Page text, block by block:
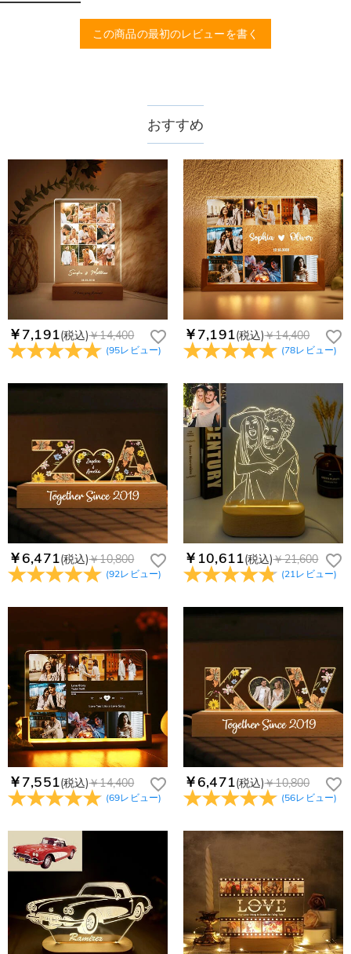
この商品の最初のレビューを書く
商品のベスト効果のために、お写真を選ぶ際に可能な限り最高
配送＆返品について
無料となります。（一部離島や遠方へご発送の場合、中継料が
納期=製作作業時間+配送時間 受注製作品のため、ご入金を確
認してから制作となります。大量生産品ではなく、一つ一つ手
でお作りしており、予定作業時間は商品ページに記載しており
ます。そしてご購入の際にお選び頂いた「配送方法」の選択に
よって、お届け日数が異なります。詳細は配送についてまでご
確認ください。.
商品に納品書などの明細書は同梱されますか？
ません。領収書発行をご希望の場合は、ご注文明細をメールに
てご確認ください。
商品を海外へ直接発送することは可能でしょうか。
はい、対応可能です。海外配送をご希望の場合は、カスタマー
サポートまで詳しい海外配送先情報をお送りください。配送先
の国・地域によって送料が異なります。また、海外配送の際は
受取人様に関税が発生する場合がございます。
返品・交換はできますか？
お客様が商品受け取り後、60日以内の未使用品の返品は可能で
す。受注生産品のため、返品は50%の返品手数料(材料費)が発
生致します。詳細はキャンセル/返品についてまでご確認くだ
さい。.
注文＆支払いについて
注文後に注文の内容を変更できますか？
もし注文確認メールをご確認後、注文内容に間違いでもありま
したら、至急カスタマーサポート【Eメール：
service@drawelry.jp】までご連絡ください。ご連絡頂く時に注
文番号もお送りください。
Drawelryからのメールが届きません。
Drawelryからのメールが届いていない場合、次の可能性が考え
られます。原因①迷惑メールフォルダに移動されている。解決
策：迷惑メールフォルダに届いているDrawelryからのメールを
メールが正しく届くように、迷惑メールフィルターの設定を変
更してください。原因②通信状態などによりメールの到着が遅
れている。解決策：数時間たっても届かない場合は、今後お送
りするメールも遅れる可能性がありますので、別のメールアド
レスからお名前とご住所を記載したメールを
service@drawelry.jp へ送信してください。原因③メールアド
レスの入力に誤りがある。解決策：お名前とご住所を記載した
メールを service@drawelry.jp へ送信してください。
支払方法は何がありますか？
Paypal、ApplePay、GooglePayからお選びいただけます。
コンビニ前払いのお支払い期限はご注文から 6 日間となりま
支払い情報は保護されますか？
お支払い情報は高度なセキュリティで保護されております。お
客様のお支払い情報は当社のサーバーに一切保存されません。
Paypal又はクレジットカート発行会社によって処理されます。
個人情報は保護されますか？
当社では、個人情報保護を目的としたコンプライアンスに則
り、プライバシーポリシーを定めています。お客様に安心かつ
安全にご利用いただけるよう最善の注意を払い、個人情報を厳
重に取り扱っています。 詳細は
プライバシーポリシーまでご
確認ください
おすすめ
￥7,191(税込)￥14,400
(95レビュー)
￥7,191(税込)￥14,400
(78レビュー)
￥6,471(税込)￥10,800
(92レビュー)
￥10,611(税込)￥21,600
(21レビュー)
￥7,551(税込)￥14,400
(69レビュー)
￥6,471(税込)￥10,800
(56レビュー)